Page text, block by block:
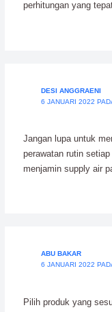
perhitungan yang
DESI ANGGRAENI
6 JANUARI 2022
Jangan lupa untuk
perawatan rutin
menjamin supply air
ABU BAKAR
6 JANUARI 2022
Pilih produk yang